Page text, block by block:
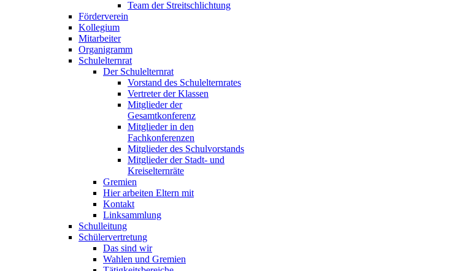
Team der Streitschlichtung
Förderverein
Kollegium
Mitarbeiter
Organigramm
Schulelternrat
Der Schulelternrat
Vorstand des Schulelternrates
Vertreter der Klassen
Mitglieder der
Gesamtkonferenz
Mitglieder in den
Fachkonferenzen
Mitglieder des Schulvorstands
Mitglieder der Stadt- und
Kreiselternräte
Gremien
Hier arbeiten Eltern mit
Kontakt
Linksammlung
Schulleitung
Schülervertretung
Das sind wir
Wahlen und Gremien